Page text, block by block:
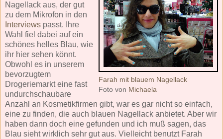
Farah mit blauem Nagellack
Foto von Michaela
Nagellack aus, der gut
zu dem Mikrofon in den
Interviews passt. Ihre
Wahl fiel dabei auf ein
schönes helles Blau, wie
ihr hier sehen könnt.
Obwohl es in unserem
bevorzugtem
Drogeriemarkt eine fast
undurchschaubare
Anzahl an Kosmetikfirmen gibt, war es gar nicht so einfach,
eine zu finden, die auch blauen Nagellack anbietet. Aber wir
haben dann doch eine gefunden und ich muß sagen, das
Blau sieht wirklich sehr gut aus. Vielleicht benutzt Farah